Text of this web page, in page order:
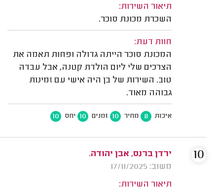
תיאור השירות:
השכרת מכונת סוכר.
חוות דעת:
המכונת סוכר הייתה גדולה ופחות תאמה את
הצרכים שלי ליום הולדת קטנה, אבל עבדה
טוב. השירות של בן היה אישי עם זמינות
גבוהה מאוד.
איכות 8 מחיר 10 זמנים 10 יחס 10
ירדן ברנס, אבן יהודה.
משוב: 17/11/2025
תיאור השירות:
10